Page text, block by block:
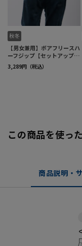
この商品を使っ
商品説明・